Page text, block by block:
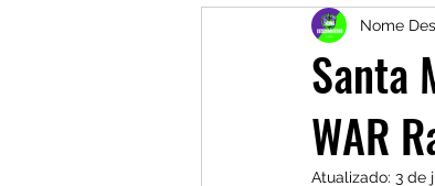
Santa
WAR
Nome
Atualizado: 3 de